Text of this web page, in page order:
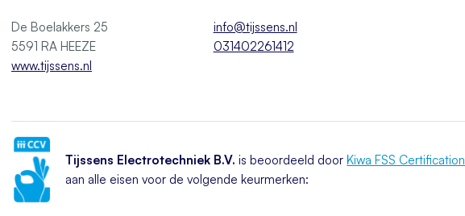
De Boelakkers 25
5591 RA HEEZE
www.tijssens.nl
info@tijssens.nl
031402261412
Tijssens Electrotechniek B.V. is beoordeeld doorKiwa FSS Certification
aan alle eisen voor de volgende keurmerken: